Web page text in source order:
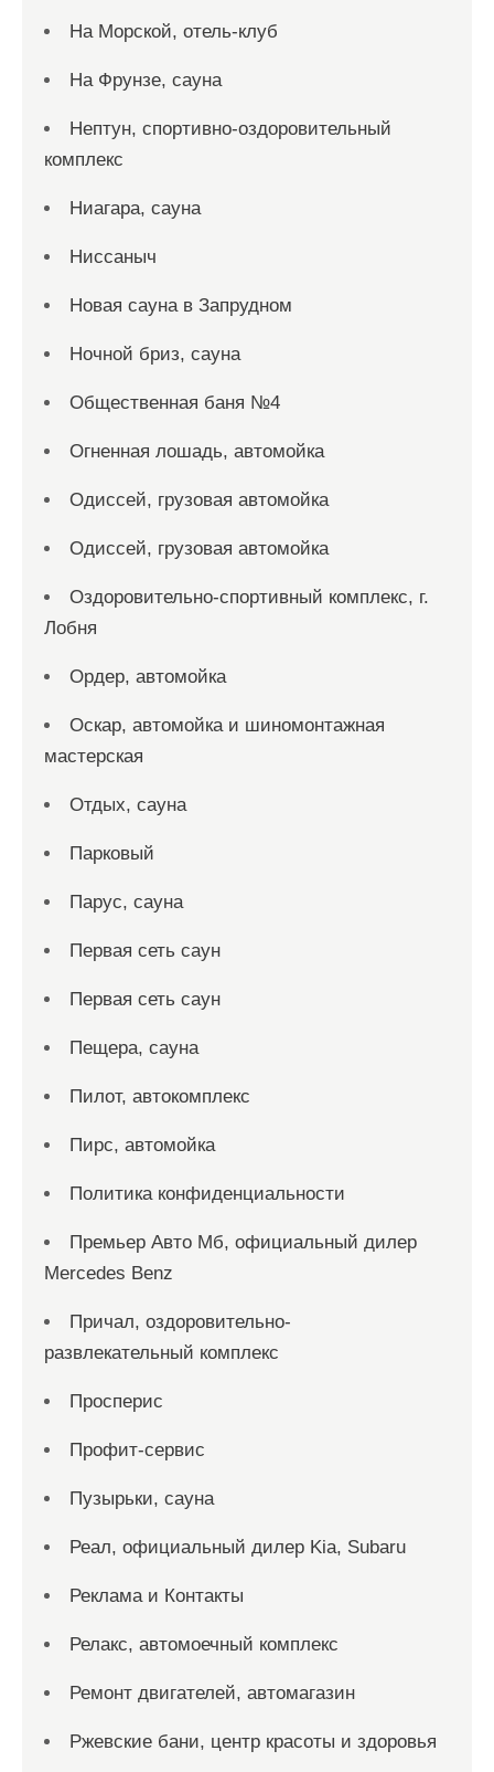
На Морской, отель-клуб
На Фрунзе, сауна
Нептун, спортивно-оздоровительный
комплекс
Ниагара, сауна
Ниссаныч
Новая сауна в Запрудном
Ночной бриз, сауна
Общественная баня №4
Огненная лошадь, автомойка
Одиссей, грузовая автомойка
Одиссей, грузовая автомойка
Оздоровительно-спортивный комплекс, г.
Лобня
Ордер, автомойка
Оскар, автомойка и шиномонтажная
мастерская
Отдых, сауна
Парковый
Парус, сауна
Первая сеть саун
Первая сеть саун
Пещера, сауна
Пилот, автокомплекс
Пирс, автомойка
Политика конфиденциальности
Премьер Авто Мб, официальный дилер
Mercedes Benz
Причал, оздоровительно-
развлекательный комплекс
Просперис
Профит-сервис
Пузырьки, сауна
Реал, официальный дилер Kia, Subaru
Реклама и Контакты
Релакс, автомоечный комплекс
Ремонт двигателей, автомагазин
Ржевские бани, центр красоты и здоровья